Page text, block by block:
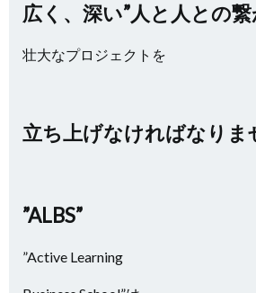
広く、深い”人と人との
壮大なプロジェクトを
立ち上げなければなりま
”ALBS”
”Active Learning